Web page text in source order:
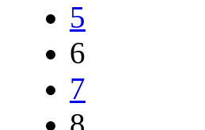
5
6
7